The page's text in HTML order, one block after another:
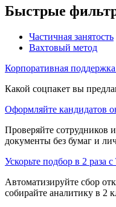
Быстрые
Частичная занятость
Вахтовый метод
Корпоративная
Какой соцпакет вы
Оформляйте кандидатов
Проверяйте сотрудников
документы без бумаг и
Ускорьте подбор в 2 раза
Автоматизируйте сбор
собирайте аналитику в 2